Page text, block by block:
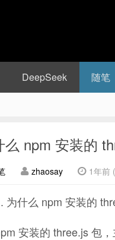
DeepSeek 随笔
么 npm 安装的
zhaosay 1年前
为什么 npm 安装的
安装的 three.js 包